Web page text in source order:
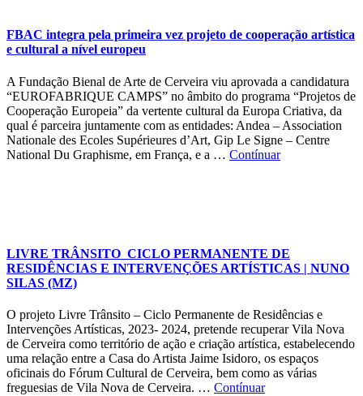
FBAC integra pela primeira vez projeto de cooperação artística
e cultural a nível europeu
A Fundação Bienal de Arte de Cerveira viu aprovada a candidatura
“EUROFABRIQUE CAMPS” no âmbito do programa “Projetos de
Cooperação Europeia” da vertente cultural da Europa Criativa, da
qual é parceira juntamente com as entidades: Andea – Association
Nationale des Ecoles Supérieures d’Art, Gip Le Signe – Centre
National Du Graphisme, em França, e a … Contínuar
LIVRE TRÂNSITO_CICLO PERMANENTE DE
RESIDÊNCIAS E INTERVENÇÕES ARTÍSTICAS | NUNO
SILAS (MZ)
O projeto Livre Trânsito – Ciclo Permanente de Residências e
Intervenções Artísticas, 2023- 2024, pretende recuperar Vila Nova
de Cerveira como território de ação e criação artística, estabelecendo
uma relação entre a Casa do Artista Jaime Isidoro, os espaços
oficinais do Fórum Cultural de Cerveira, bem como as várias
freguesias de Vila Nova de Cerveira. … Contínuar